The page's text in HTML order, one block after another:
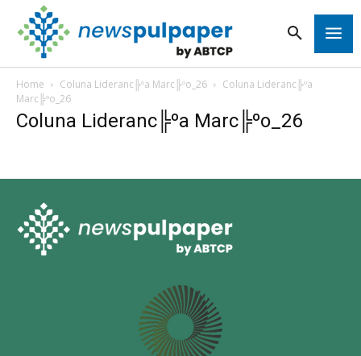
Home Coluna Lideranc╠ºa Marc╠ºo_26
Coluna Lideranc╠ºa
Marc╠ºo_26
Coluna Lideranc╠ºa Marc╠ºo_26